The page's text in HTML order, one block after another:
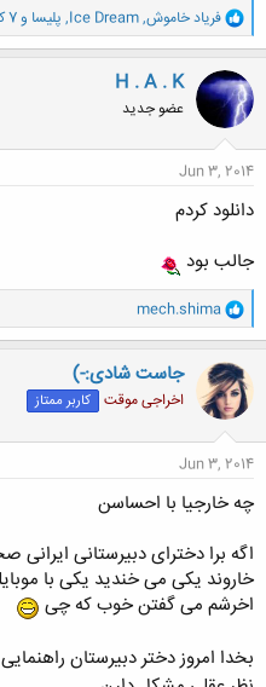
و
ا
ک
ن
ش
ه
ا
فریاد خاموش,
Ice Dream
, پلیسا و 7 کاربر دیگر
H . A . K
عضو جدید
Jun 3, 2014
دانلود کردم
جالب بود
و
ا
ک
ن
ش
ه
ا
mech.shima
جاست شادی:-)
اخراجی موقت کاربر ممتاز
Jun 3, 2014
چه خارجیا با احساسن
اگه برا دخترای دبیرستانی
خاروند یکی می خندید یکی با
اخرشم می گفتن خوب که چی
بخدا امروز دختر دبیرستان